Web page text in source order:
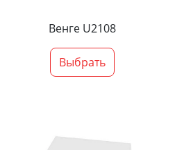
Венге U2108
Выбрать